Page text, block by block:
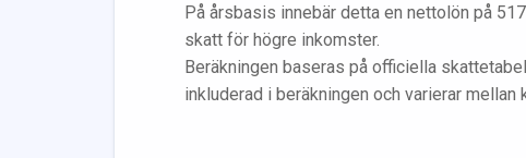
På årsbasis innebär detta en nettolön på
skatt för högre inkomster.
Beräkningen baseras på officiella
inkluderad i beräkningen och varierar mellan